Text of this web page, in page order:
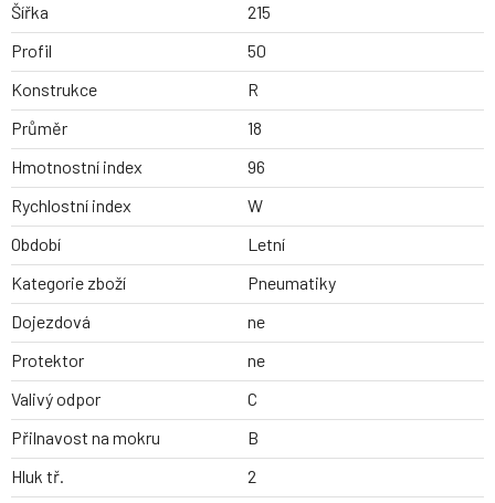
Šířka
215
Profil
50
Konstrukce
R
Průměr
18
Hmotnostní index
96
Rychlostní index
W
Období
Letní
Kategorie zboží
Pneumatiky
Dojezdová
ne
Protektor
ne
Valivý odpor
C
Přilnavost na mokru
B
Hluk tř.
2